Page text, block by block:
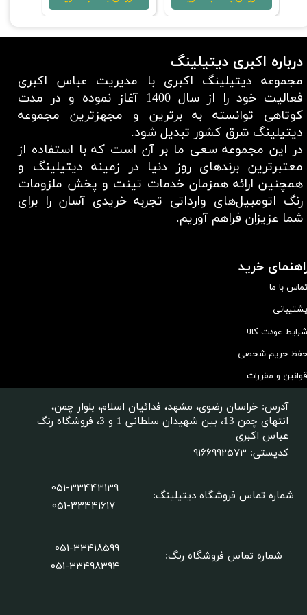
درباره اکبری دیتیلینگ
مجموعه دیتیلینگ اکبری با مدیریت عباس اکبری
فعالیت خود را از سال 1400 آغاز نموده و در مدت
کوتاهی توانسته به برترین و مجهزترین مجموعه
دیتیلینگ شرق کشور تبدیل شود.
در این مجموعه سعی ما بر آن است که با استفاده از
معتبر‌ترین برند‌های روز دنیا در زمینه دیتیلینگ و
همچنین ارائه همزمان خدمات تینت و پخش ملزومات
رنگ اتومبیل‌های وارداتی تجربه خریدی آسان را برای
شما عزیزان فراهم آوریم.​​​​​​​
خرید
تماس با ما
پشتیبانی
شرایط عودت کالا
حفظ حریم شخصی
قوانین و مقررات
شماره تماس فروشگاه دیتیلینگ:
051-33443139
051-33441617
آدرس: خراسان رضوی، مشهد، فدائیان اسلام، بلوار چمن،
انتهای چمن 13، بین شهیدان سلطانی 1 و 3، فروشگاه رنگ
عباس اکبری
کدپستی: 9166992573
شماره تماس فروشگاه رنگ:
051-33418599
​​​​​​​051-33498394